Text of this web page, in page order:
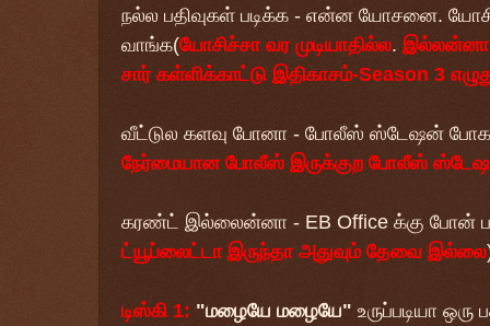
நல்ல பதிவுகள் படிக்க - என்ன யோசனை.
வாங்க(யோசிச்சா வர முடியாதில்ல. இல்லன்னா
சார் கள்ளிக்காட்டு இதிகாசம்-Season 3
வீட்டுல களவு போனா - போலீஸ் ஸ்டேஷன்
நேர்மையான போலீஸ் இருக்குற போலீஸ்
கரண்ட் இல்லைன்னா - EB Office க்கு
ட்யூப்லைட்டா இருந்தா அதுவும் தேவை இல்லை
டிஸ்கி 1: "மழையே மழையே" உருப்படியா ஒரு